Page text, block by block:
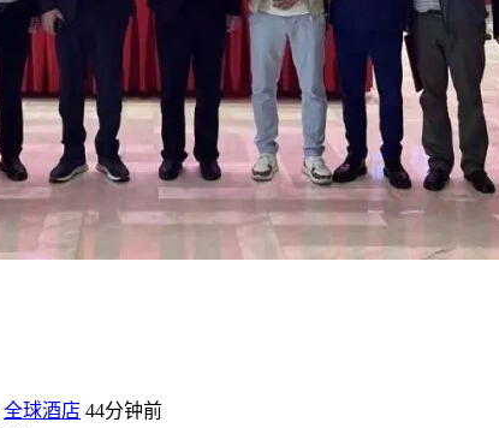
全球酒店 44分钟前